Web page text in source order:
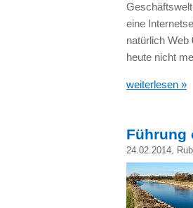
eine
natürlich Web
heute nicht
weiterlesen »
Führung
24.02.2014,